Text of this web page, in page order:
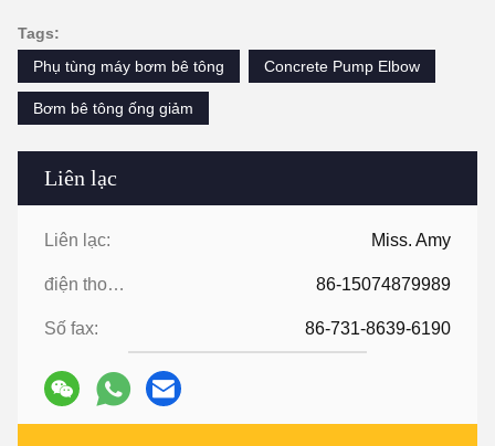
Liên lạc
Liên lạc: Miss. Amy
điện thoại: 86-15074879989
Số fax: 86-731-8639-6190
Tags:
Phụ tùng máy bơm bê tông
Concrete Pump Elbow
Bơm bê tông ống giảm